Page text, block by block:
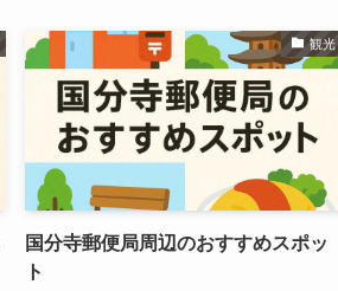
観光
国分寺郵便局周辺のおすすめスポッ
ト